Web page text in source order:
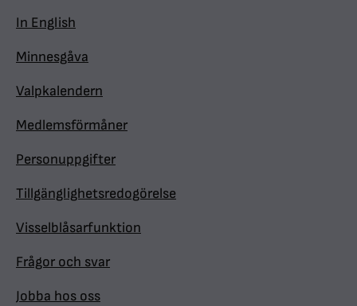
In English
Minnesgåva
Valpkalendern
Medlemsförmåner
Personuppgifter
Tillgänglighetsredogörelse
Visselblåsarfunktion
Frågor och svar
Jobba hos oss